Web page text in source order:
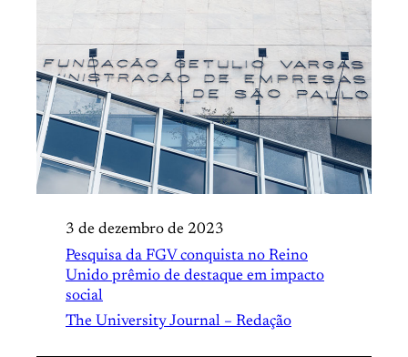
3 de dezembro de 2023
Pesquisa da FGV conquista no Reino
Unido prêmio de destaque em impacto
social
The University Journal – Redação